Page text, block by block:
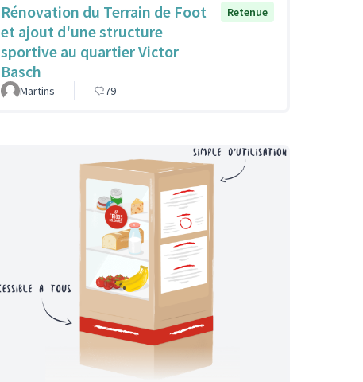
Rénovation du Terrain de Foot
et ajout d'une structure
sportive au quartier Victor
Basch
Retenue
Martins 79